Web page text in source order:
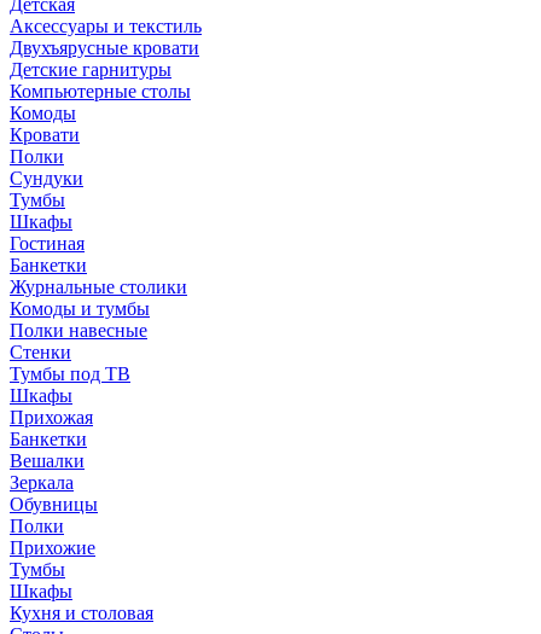
Детская
Аксессуары и текстиль
Двухъярусные кровати
Детские гарнитуры
Компьютерные столы
Комоды
Кровати
Полки
Сундуки
Тумбы
Шкафы
Гостиная
Банкетки
Журнальные столики
Комоды и тумбы
Полки навесные
Стенки
Тумбы под ТВ
Шкафы
Прихожая
Банкетки
Вешалки
Зеркала
Обувницы
Полки
Прихожие
Тумбы
Шкафы
Кухня и столовая